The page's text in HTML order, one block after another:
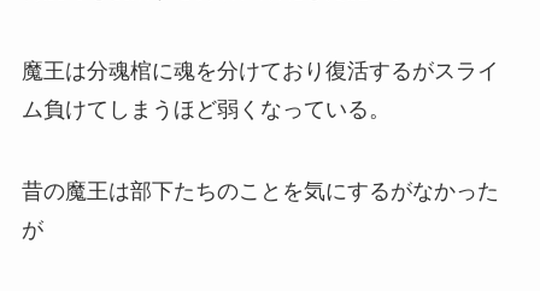
魔王は分魂棺に魂を分けており復活するがスライ
ム負けてしまうほど弱くなっている。
昔の魔王は部下たちのことを気にするがなかった
が